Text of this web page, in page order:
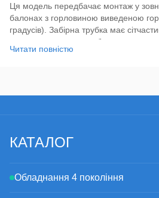
Ця модель передбачає монтаж у
балонах з горловиною виведеною
градусів). Забірна трубка має
попадання великих забруднень у
коректних показань рівня
ВЗП має вхід під магістральну
Читати повністю
КАТАЛОГ
Обладнання 4 покоління